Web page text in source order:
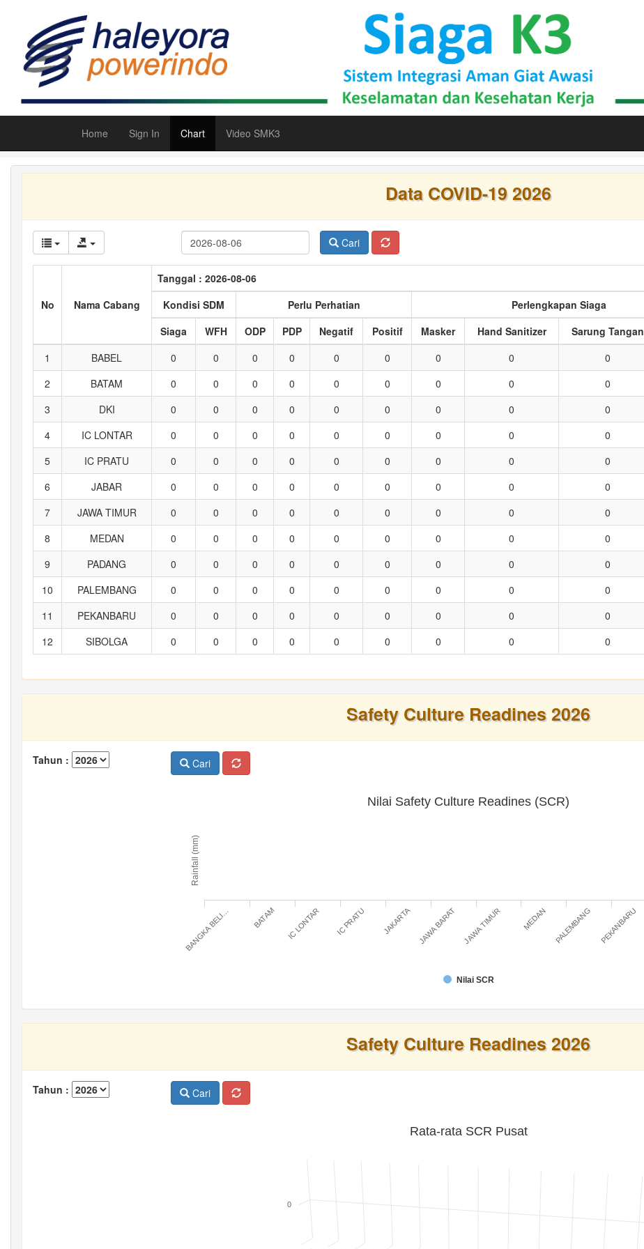
Home Sign In Chart Video SMK3
Data COVID-19 2026
Cari
No Nama Cabang
Tanggal : 2026-08-06
Kondisi SDM
Perlu Perhatian
Perlengkapan Siaga
Siaga
WFH ODP PDP Negatif Positif Masker Hand Sanitizer Sarung Tangan
1
BABEL 0 0 0 0 0 0 0 0 0
2
BATAM 0 0 0 0 0 0 0 0 0
3
DKI 0 0 0 0 0 0 0 0 0
4
IC LONTAR 0 0 0 0 0 0 0 0 0
5
IC PRATU 0 0 0 0 0 0 0 0 0
6
JABAR 0 0 0 0 0 0 0 0 0
7
JAWA TIMUR 0 0 0 0 0 0 0 0 0
8
MEDAN 0 0 0 0 0 0 0 0 0
9
PADANG 0 0 0 0 0 0 0 0 0
10
PALEMBANG 0 0 0 0 0 0 0 0 0
11
PEKANBARU 0 0 0 0 0 0 0 0 0
12
SIBOLGA 0 0 0 0 0 0 0 0 0
Safety Culture Readines 2026
Tahun : Cari
Rainfall (mm)
Nilai Safety Culture Readines (SCR)
Nilai SCR
BANGKA BELI… BATAM IC LONTAR IC PRATU JAKARTA JAWA BARAT JAWA TIMUR MEDAN PALEMBANG PEKANBARU
Safety Culture Readines 2026
Tahun : Cari
Rata-rata SCR Pusat
0